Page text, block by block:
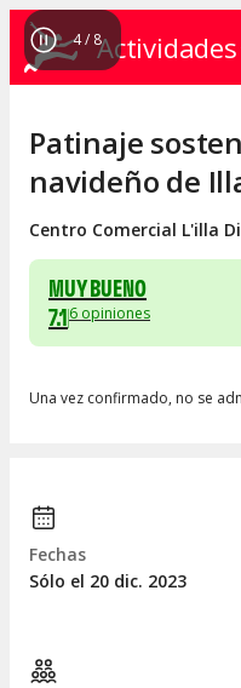
Actividades
4/ 8
Patinaje
navideño de
Centro Comercial L'illa
MUY BUENO
7.16 opiniones
Una vez confirmado, no se
Fechas
Sólo el 20 dic. 2023